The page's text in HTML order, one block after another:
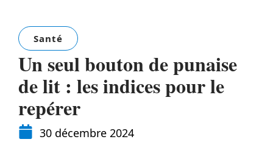
Santé
Un seul bouton de punaise
de lit : les indices pour le
repérer
30 décembre 2024